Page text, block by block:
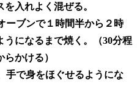
入れよく混ぜる。
ーブンで１時間半から２時
うになるまで焼く。（30分程
かける）
手で身をほぐせるようにな